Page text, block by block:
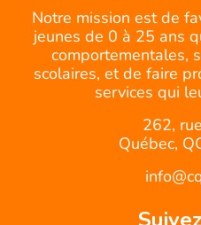
Notre mission est de
jeunes de 0 à 25 ans
comportementales,
scolaires, et de faire
services qui
262,
Québec,